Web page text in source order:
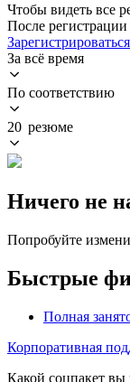
Чтобы видеть все
После
Зарегистрироваться
За всё время
По соответствию
20 резюме
Ничего не
Попробуйте
Быстрые
Полная
Корпоративная
Какой соцпакет вы